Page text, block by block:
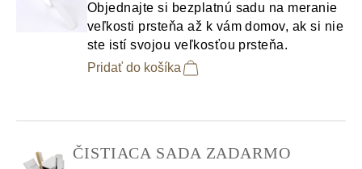
Objednajte si bezplatnú sadu na meranie
veľkosti prsteňa až k vám domov, ak si nie
ste istí svojou veľkosťou prsteňa.
Pridať do košíka
ČISTIACA SADA ZADARMO